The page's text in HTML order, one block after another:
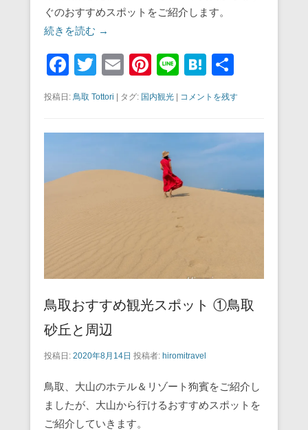
ぐのおすすめスポットをご紹介します。
続きを読む →
F
a
c
e
o
T
er
E
m
ail
Pi
nt
er
e
st
Li
e
H
e
n
a
投稿日: 鳥取 Tottori タグ: 国内観光 コメントを残す
鳥取おすすめ観光スポット ①鳥取
砂丘と周辺
投稿日: 2020年8月14日 投稿者: hiromitravel
鳥取、大山のホテル＆リゾート狗賓をご紹介し
ましたが、大山から行けるおすすめスポットを
ご紹介していきます。